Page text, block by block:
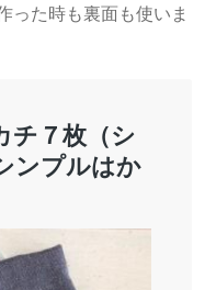
った時も裏面も使いま